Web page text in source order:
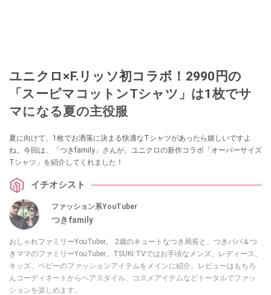
ユニクロ×F.リッソ初コラボ！2990円の
「スーピマコットンTシャツ」は1枚でサ
マになる夏の主役服
夏に向けて、1枚でお洒落に決まる快適なTシャツがあったら嬉しいですよ
ね。今回は、「つきfamily」さんが、ユニクロの新作コラボ「オーバーサイズ
Tシャツ」を紹介してくれました！
イチオシスト
ファッション系YouTuber
つきfamily
おしゃれファミリーYouTuber。 2歳のキュートなつき局長と、つきパパ＆つ
きママのファミリーYouTuber。TSUKI TVではお手頃なメンズ、レディース、
キッズ、ベビーのファッションアイテムをメインに紹介。レビューはもちろ
んコーディネートからヘアスタイル、コスメアイテムなどトータルでファッ
ションを楽しめます。